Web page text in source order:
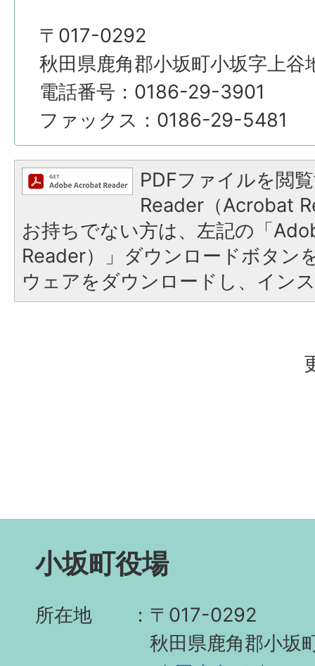
〒017-0292
秋田県鹿角郡小坂町小坂字上谷
電話番号：0186-29-3901
ファックス：0186-29-5481
PDFファイルを閲
Reader（Acrobat
お持ちでない方は、左記の「
Reader）」ダウンロードボタン
ウェアをダウンロードし、イン
小坂町役場
所在地
〒017-0292
秋田県鹿角郡小坂